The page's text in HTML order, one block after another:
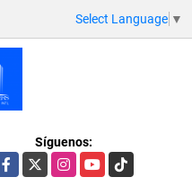
Select Language ▼
Síguenos:
Facebook
X InstagramYouTubeTikTok